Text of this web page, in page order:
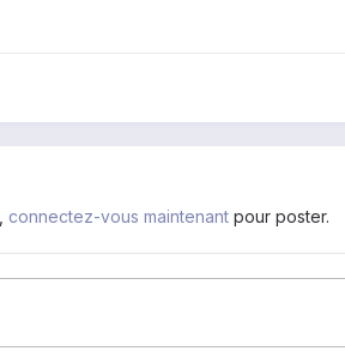
connectez-vous maintenant pour poster.